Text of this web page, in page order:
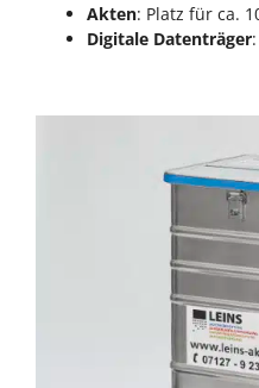
Akten: Platz für ca.
Digitale Datenträger